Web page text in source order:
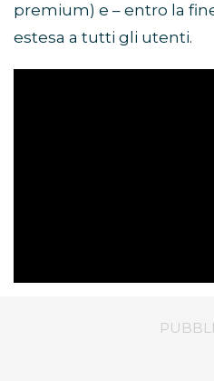
premium) e – entro la
estesa a tutti gli utenti.